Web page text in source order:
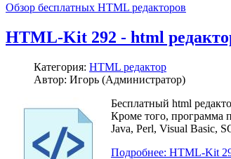
Обзор бесплатных HTML редакторов
HTML-Kit 292 - html
Категория: HTML редактор
Автор: Игорь (Администратор)
Бесплатный html
Кроме того, программа
Java, Perl, Visual Basic,
Подробнее: HTML-Kit